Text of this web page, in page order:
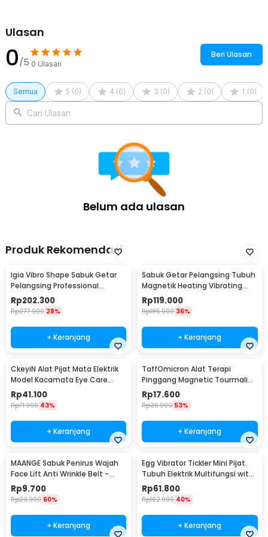
Ulasan
0/5 0 Ulasan
Beri Ulasan
Semua 5 (0) 4 (0) 3 (0) 2 (0) 1 (0)
Cari Ulasan
Belum ada ulasan
Produk Rekomendasi
Igia Vibro Shape Sabuk Getar
Pelangsing Professional
Slimming 55W - MC0138
Rp202.300
Rp277.900 28%
+ Keranjang
Sabuk Getar Pelangsing Tubuh
Magnetik Heating Vibrating
Belt Massager - X5
Rp119.000
Rp185.900 36%
+ Keranjang
CkeyiN Alat Pijat Mata Elektrik
Model Kacamata Eye Care
Massager - MR818
Rp41.100
Rp71.900 43%
+ Keranjang
TaffOmicron Alat Terapi
Pinggang Magnetic Tourmaline
Nylon Size L
Rp17.600
Rp36.900 53%
+ Keranjang
MAANGE Sabuk Penirus Wajah
Face Lift Anti Wrinkle Belt -
TZ18
Rp9.700
Rp23.900 60%
+ Keranjang
Egg Vibrator Tickler Mini Pijat
Tubuh Elektrik Multifungsi with
Remote - 11829
Rp61.800
Rp102.900 40%
+ Keranjang